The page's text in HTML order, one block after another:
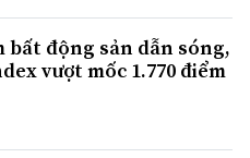
bất động sản dẫn sóng,
vượt mốc 1.770 điểm